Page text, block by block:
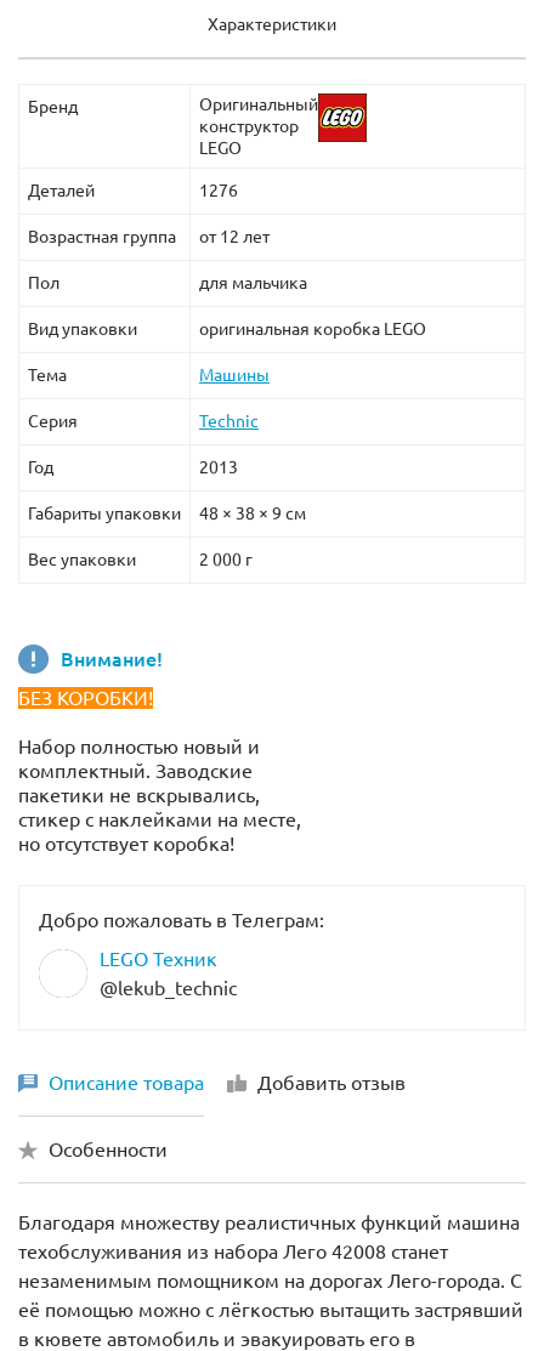
Характеристики
Бренд
Оригинальный
конструктор
LEGO
Деталей 1276
Возрастная группа от 12 лет
Пол для мальчика
Вид упаковки оригинальная коробка LEGO
Тема Машины
Серия Technic
Год 2013
Габариты упаковки 48 × 38 × 9 см
Вес упаковки 2 000 г
Внимание!
БЕЗ КОРОБКИ!
Набор полностью новый и
комплектный. Заводские
пакетики не вскрывались,
стикер с наклейками на месте,
но отсутствует коробка!
Добро пожаловать в Телеграм:
LEGO Техник
@lekub_technic
Описание товара Добавить отзыв
Особенности
Благодаря множеству реалистичных функций машина
техобслуживания из набора Лего 42008 станет
незаменимым помощником на дорогах Лего-города. С
её помощью можно с лёгкостью вытащить застрявший
в кювете автомобиль и эвакуировать его в